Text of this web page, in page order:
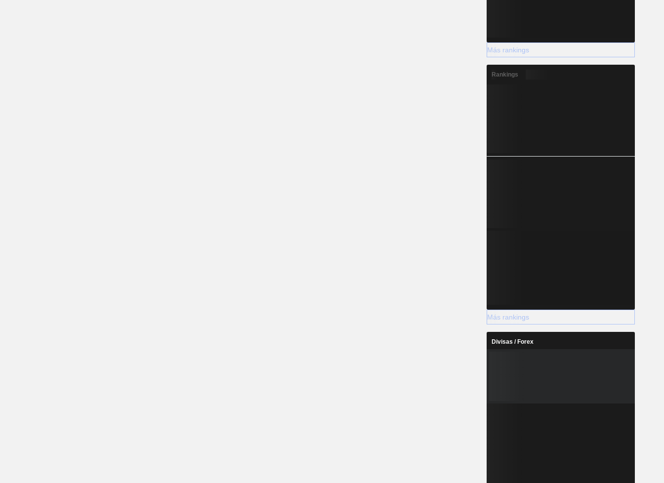
Más rankings
Rankings
Más rankings
Divisas / Forex